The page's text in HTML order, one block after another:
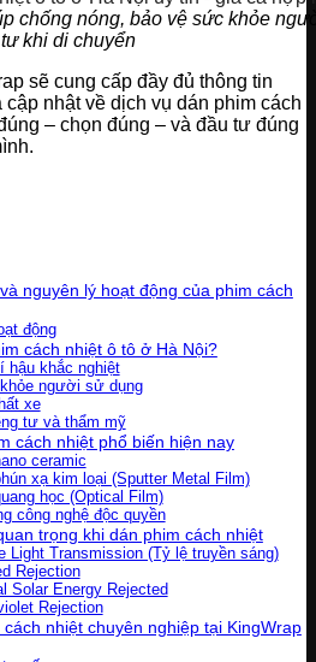
chống nóng, bảo vệ sức khỏe
khi di chuyển
sẽ cung cấp đầy đủ thông tin
nhật về dịch vụ dán phim cách
– chọn đúng – và đầu tư đúng
nguyên lý hoạt động của phim cách
động
cách nhiệt ô tô ở Hà Nội?
hậu khắc nghiệt
người sử dụng
xe
tư và thẩm mỹ
cách nhiệt phổ biến hiện nay
ceramic
xạ kim loại (Sputter Metal Film)
học (Optical Film)
công nghệ độc quyền
trọng khi dán phim cách nhiệt
Light Transmission (Tỷ lệ truyền sáng)
Rejection
Solar Energy Rejected
Rejection
nhiệt chuyên nghiệp tại KingWrap